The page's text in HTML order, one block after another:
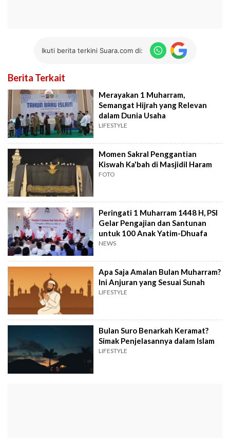
Ikuti berita terkini Suara.com di:
Berita Terkait
Merayakan 1 Muharram,
Semangat Hijrah yang Relevan
dalam Dunia Usaha
LIFESTYLE
Momen Sakral Penggantian
Kiswah Ka'bah di Masjidil Haram
FOTO
Peringati 1 Muharram 1448 H, PSI
Gelar Pengajian dan Santunan
untuk 100 Anak Yatim-Dhuafa
NEWS
Apa Saja Amalan Bulan Muharram?
Ini Anjuran yang Sesuai Sunah
LIFESTYLE
Bulan Suro Benarkah Keramat?
Simak Penjelasannya dalam Islam
LIFESTYLE